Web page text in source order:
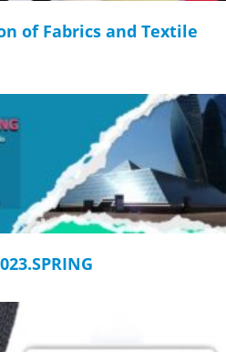
of Fabrics and Textile